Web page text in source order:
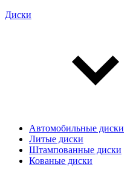
Диски
Автомобильные диски
Литые диски
Штампованные диски
Кованые диски